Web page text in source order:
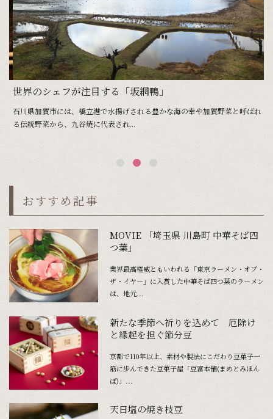
世界のシェフが注目する「坂網鴨」
石川県加賀市には、橋立港で水揚げされる豊かな海の幸や加賀野菜と呼ばれ
る伝統野菜から、九谷焼に代表され...
おすすめ記事
MOVIE 「埼玉県 川島町 中華そば四
つ葉」
業界最高権威ともいわれる「東京ラーメン・オブ・
ザ・イヤー」に入賞した中華そば四つ葉のラーメン
は、地元...
新たな季節へ祈りを込めて 厄除け
と縁起を担ぐ節分豆
京都で110年以上、素材や製法にこだわり豆菓子一
筋に歩んできた豆菓子屋「豆富本舗(まめとみほん
ぽ)」...
天日塩の焼き枝豆